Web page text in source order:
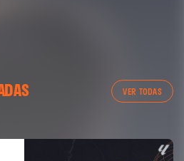
VER TODAS
VALENCIA CF 04/03/26